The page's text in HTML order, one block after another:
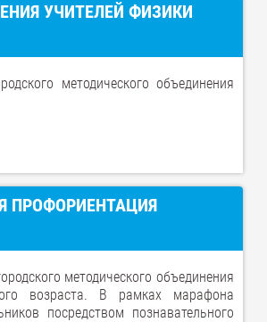
УЧИТЕЛЕЙ ФИЗИКИ
методического объединения
ПРОФОРИЕНТАЦИЯ
методического объединения
возраста. В рамках марафона
посредством познавательного